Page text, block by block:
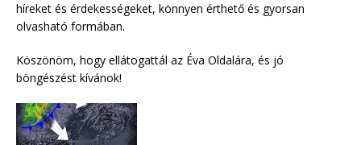
híreket és érdekességeket, könnyen érthető és gyorsan
olvasható formában.
Köszönöm, hogy ellátogattál az Éva Oldalára, és jó
böngészést kívánok!